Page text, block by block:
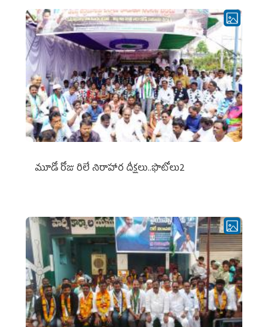
మూడో రోజు రిలే నిరాహార దీక్షలు..ఫొటోలు2